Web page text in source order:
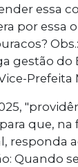
essa
por essa
gestão do
Prefeita
,
que, na
responda
Quando